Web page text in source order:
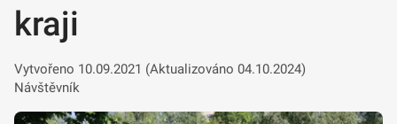
kraji
Vytvořeno 10.09.2021 (Aktualizováno 04.10.2024)
Návštěvník